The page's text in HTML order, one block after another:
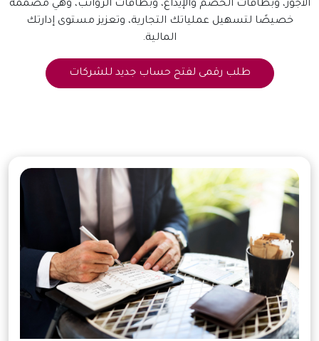
الأجور، وبطاقات الخصم والإيداع، وبطاقات الرواتب، وهي مُصمّمة
خصيصًا لتسهيل عملياتك التجارية، وتعزيز مستوى إدارتك
المالية.
طلب رقمى لفتح حساب جديد للشركات